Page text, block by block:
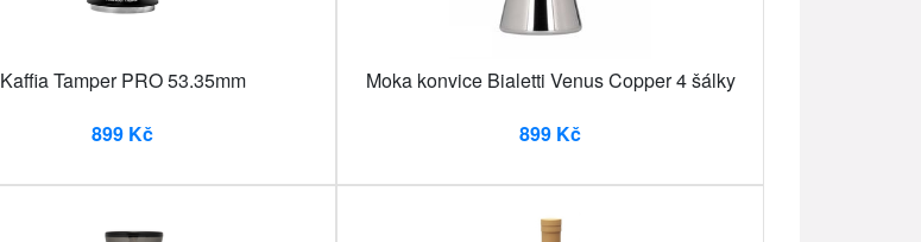
Kaffia Tamper PRO 53.35mm
899 Kč
Moka konvice Bialetti Venus Copper 4 šálky
899 Kč